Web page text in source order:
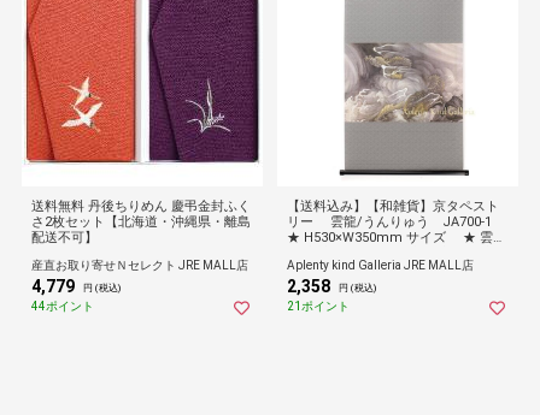
送料無料 丹後ちりめん 慶弔金封ふく
さ2枚セット【北海道・沖縄県・離島
配送不可】
産直お取り寄せＮセレクト JRE MALL店
4,779 円 (税込)
44ポイント
【送料込み】【和雑貨】京タペスト
リー 雲龍/うんりゅう JA700-1
★ H530×W350mm サイズ ★ 雲竜
ペストリー/縁起物 玄関飾り 壁飾り
絵画 日本画/あまりょう うんりょう
★
Aplenty kind Galleria JRE MALL店
2,358 円 (税込)
21ポイント